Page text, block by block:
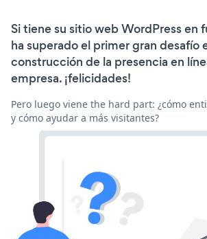
Si tiene su sitio web WordPress en
ha superado el primer gran desafío
construcción de la presencia en
empresa. ¡felicidades!
Pero luego viene the hard part: ¿cómo
y cómo ayudar a más visitantes?